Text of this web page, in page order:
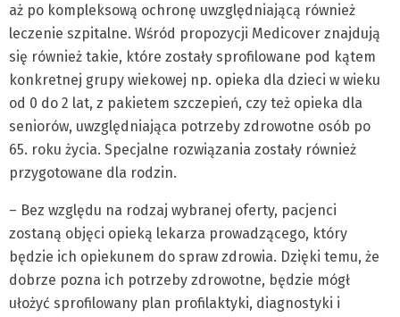
aż po kompleksową ochronę uwzględniającą również
leczenie szpitalne. Wśród propozycji Medicover znajdują
się również takie, które zostały sprofilowane pod kątem
konkretnej grupy wiekowej np. opieka dla dzieci w wieku
od 0 do 2 lat, z pakietem szczepień, czy też opieka dla
seniorów, uwzględniająca potrzeby zdrowotne osób po
65. roku życia. Specjalne rozwiązania zostały również
przygotowane dla rodzin.
– Bez względu na rodzaj wybranej oferty, pacjenci
zostaną objęci opieką lekarza prowadzącego, który
będzie ich opiekunem do spraw zdrowia. Dzięki temu, że
dobrze pozna ich potrzeby zdrowotne, będzie mógł
ułożyć sprofilowany plan profilaktyki, diagnostyki i